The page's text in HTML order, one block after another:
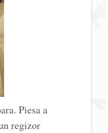
Piesa a
regizor